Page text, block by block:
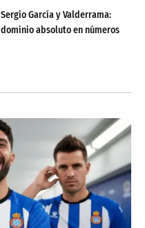
Sergio García y Valderrama:
dominio absoluto en números